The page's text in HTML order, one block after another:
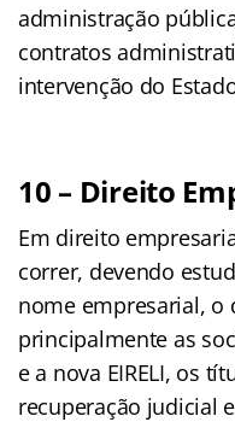
administração
contratos
intervenção do
10 – Direito
Em direito
correr, devendo
nome empresarial, o
principalmente as
e a nova EIRELI, os
recuperação judicial